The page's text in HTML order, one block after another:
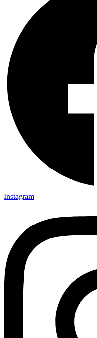
Instagram